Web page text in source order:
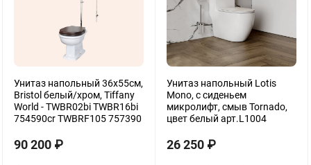
Унитаз напольный 36х55см,
Bristol белый/хром, Tiffany
World - TWBR02bi TWBR16bi
754590cr TWBRF105 757390
90 200 ₽
Унитаз напольный Lotis
Mono, с сиденьем
микролифт, cмыв Tornado,
цвет белый арт.L1004
26 250 ₽